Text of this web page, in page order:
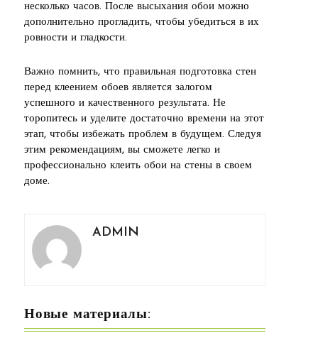
несколько часов. После высыхания обои можно
дополнительно прогладить, чтобы убедиться в их
ровности и гладкости.
Важно помнить, что правильная подготовка стен
перед клеением обоев является залогом
успешного и качественного результата. Не
торопитесь и уделите достаточно времени на этот
этап, чтобы избежать проблем в будущем. Следуя
этим рекомендациям, вы сможете легко и
профессионально клеить обои на стены в своем
доме.
ADMIN
Новые материалы: